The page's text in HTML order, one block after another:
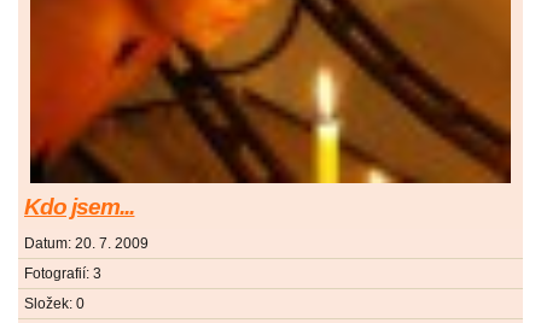
Kdo jsem...
Datum: 20. 7. 2009
Fotografií: 3
Složek: 0